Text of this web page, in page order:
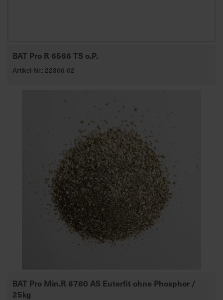
BAT Pro R 6566 TS o.P.
Artikel-Nr.: 22306-02
BAT Pro Min.R 6760 AS Euterfit ohne Phosphor /
25kg